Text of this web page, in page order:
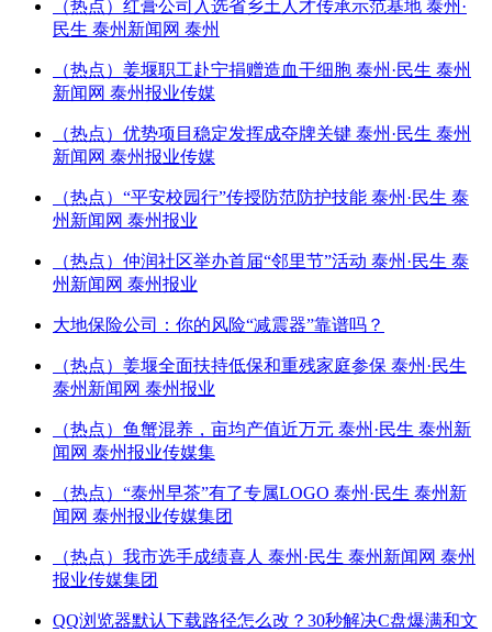
（热点）红膏公司入选省乡土人才传承示范基地 泰州·
民生 泰州新闻网 泰州
（热点）姜堰职工赴宁捐赠造血干细胞 泰州·民生 泰州
新闻网 泰州报业传媒
（热点）优势项目稳定发挥成夺牌关键 泰州·民生 泰州
新闻网 泰州报业传媒
（热点）“平安校园行”传授防范防护技能 泰州·民生 泰
州新闻网 泰州报业
（热点）仲润社区举办首届“邻里节”活动 泰州·民生 泰
州新闻网 泰州报业
大地保险公司：你的风险“减震器”靠谱吗？
（热点）姜堰全面扶持低保和重残家庭参保 泰州·民生
泰州新闻网 泰州报业
（热点）鱼蟹混养，亩均产值近万元 泰州·民生 泰州新
闻网 泰州报业传媒集
（热点）“泰州早茶”有了专属LOGO 泰州·民生 泰州新
闻网 泰州报业传媒集团
（热点）我市选手成绩喜人 泰州·民生 泰州新闻网 泰州
报业传媒集团
QQ浏览器默认下载路径怎么改？30秒解决C盘爆满和文